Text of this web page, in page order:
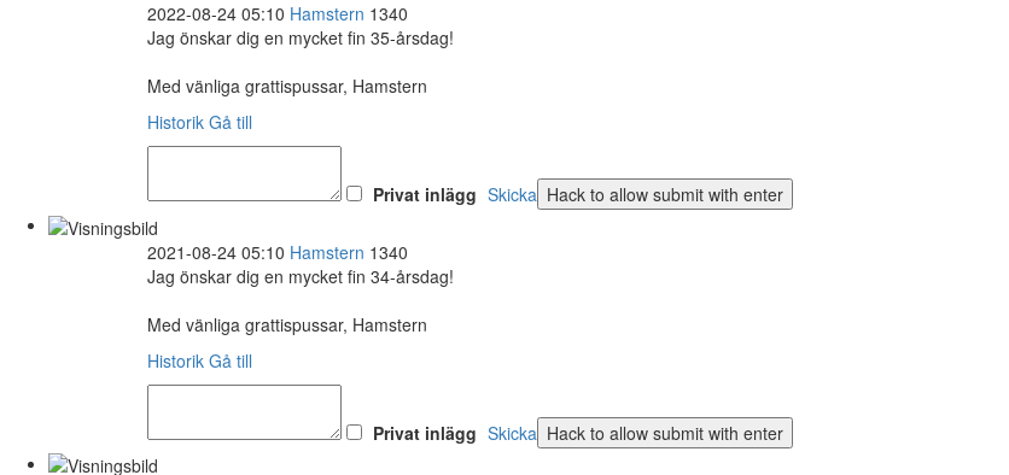
2022-08-24 05:10 Hamstern 1340
Jag önskar dig en mycket fin 35-årsdag!
Med vänliga grattispussar, Hamstern
Historik Gå till
Privat inlägg Skicka
2021-08-24 05:10 Hamstern 1340
Jag önskar dig en mycket fin 34-årsdag!
Med vänliga grattispussar, Hamstern
Historik Gå till
Privat inlägg Skicka